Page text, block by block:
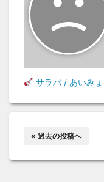
サラバ / あいみょ
« 過去の投稿へ